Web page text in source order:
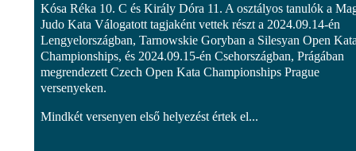
Kósa Réka 10. C és Király Dóra 11. A osztályos tanulók a
Judo Kata Válogatott tagjaként vettek részt a 2024.09.14-én
Lengyelországban, Tarnowskie Goryban a Silesyan Open
Championships, és 2024.09.15-én Csehországban, Prágában
megrendezett Czech Open Kata Championships Prague
versenyeken.
Mindkét versenyen első helyezést értek el...